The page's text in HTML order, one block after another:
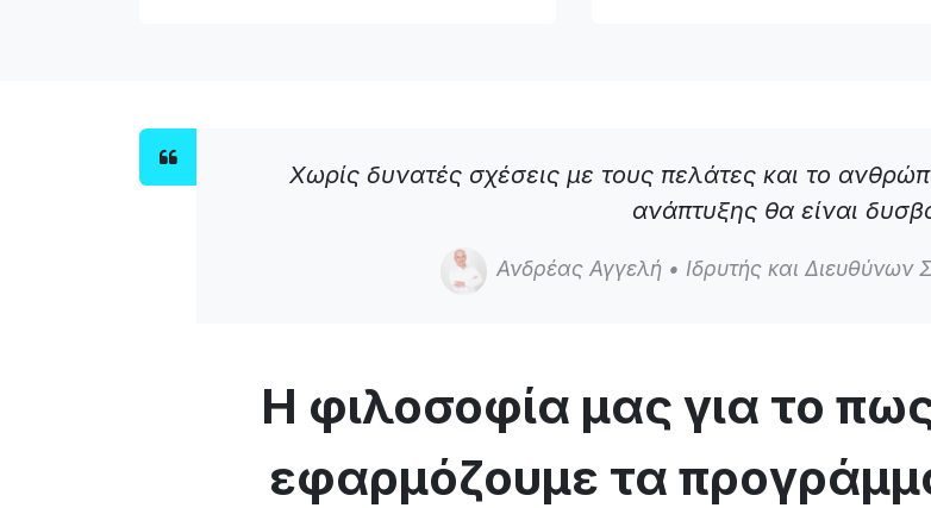
Χωρίς δυνατές σχέσεις με τους πελάτες και το
ανάπτυξης θα είναι
Ανδρέας Αγγελή • Ιδρυτής και Διευθύνων
Η φιλοσοφία μας για το
εφαρμόζουμε τα